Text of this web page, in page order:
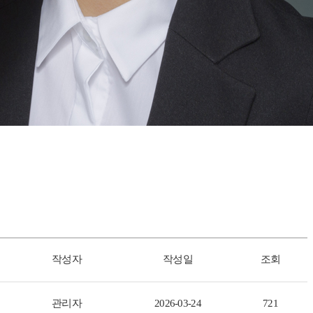
작성자 작성일 조회
관리자 2026-03-24 721